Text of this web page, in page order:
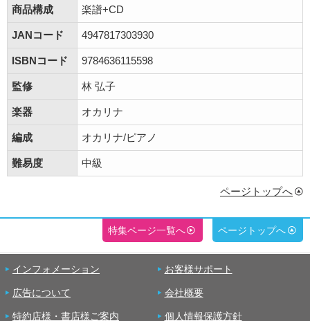
商品構成 楽譜+CD
JANコード 4947817303930
ISBNコード 9784636115598
監修 林 弘子
楽器 オカリナ
編成 オカリナ/ピアノ
難易度 中級
ページトップへ
特集ページ一覧へ ページトップへ
インフォメーション お客様サポート
広告について 会社概要
特約店様・書店様ご案内 個人情報保護方針